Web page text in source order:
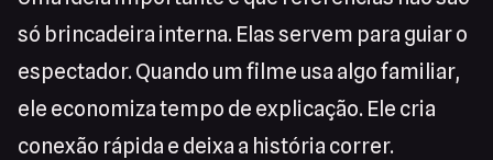
só brincadeira interna. Elas servem para guiar o
espectador. Quando um filme usa algo familiar,
ele economiza tempo de explicação. Ele cria
conexão rápida e deixa a história correr.